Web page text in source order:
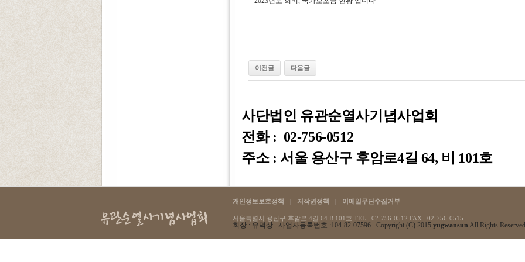
이전글 다음글
사단법인 유관순열사기념사업회
전화 : 02-756-0512
주소 : 서울 용산구 후암로4길 64, 비 101호
개인정보보호정책 | 저작권정책 | 이메일무단수집거부
서울특별시 용산구 후암로 4길 64 B 101호 TEL : 02-756-0512 FAX : 02-756-0515
회장 : 유덕상 사업자등록번호 :104-82-07596 Copyright (C) 2015 yugwansun All Rights